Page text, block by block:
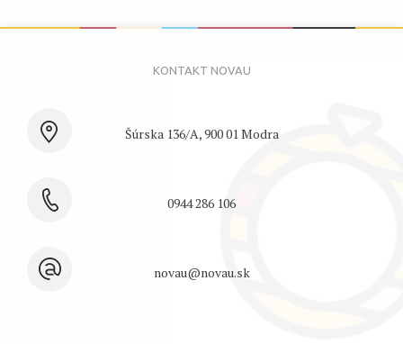
Šúrska 136/A, 900 01 Modra
0944 286 106
novau@novau.sk